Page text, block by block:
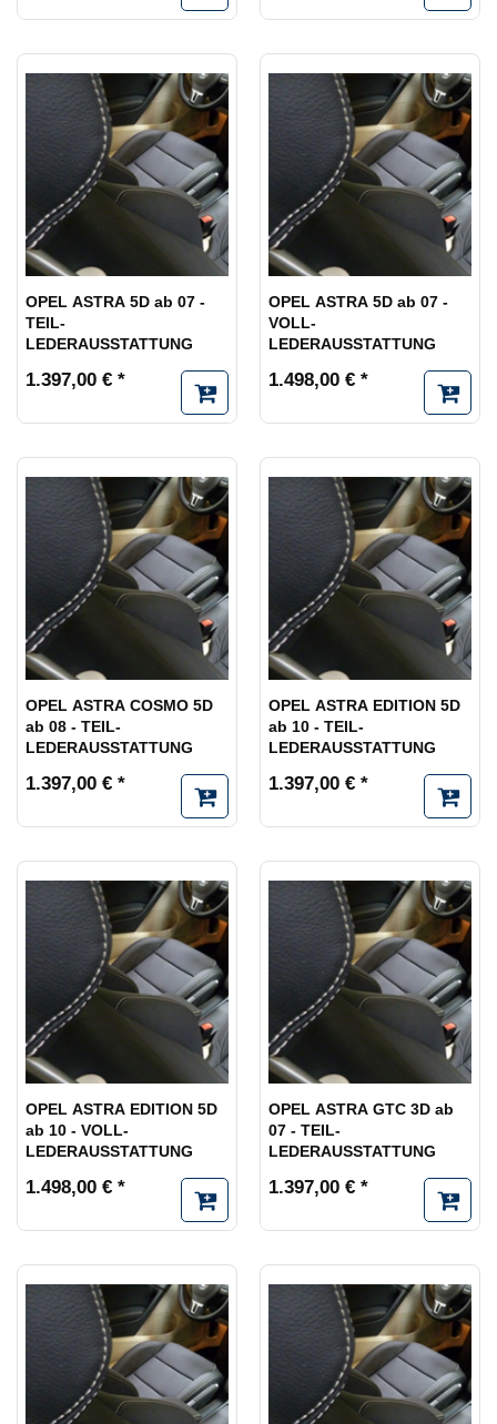
OPEL ASTRA 5D ab 07 -
TEIL-
LEDERAUSSTATTUNG
1.397,00 € *
OPEL ASTRA 5D ab 07 -
VOLL-
LEDERAUSSTATTUNG
1.498,00 € *
OPEL ASTRA COSMO 5D
ab 08 - TEIL-
LEDERAUSSTATTUNG
1.397,00 € *
OPEL ASTRA EDITION 5D
ab 10 - TEIL-
LEDERAUSSTATTUNG
1.397,00 € *
OPEL ASTRA EDITION 5D
ab 10 - VOLL-
LEDERAUSSTATTUNG
1.498,00 € *
OPEL ASTRA GTC 3D ab
07 - TEIL-
LEDERAUSSTATTUNG
1.397,00 € *